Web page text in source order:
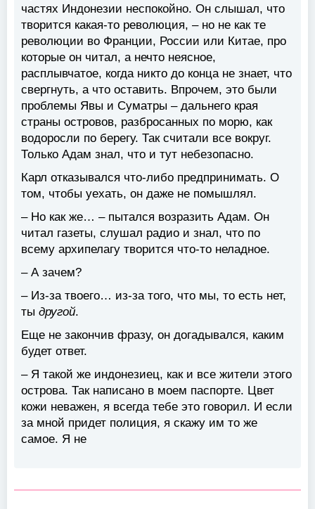
частях Индонезии неспокойно. Он слышал, что
творится какая-то революция, – но не как те
революции во Франции, России или Китае, про
которые он читал, а нечто неясное,
расплывчатое, когда никто до конца не знает, что
свергнуть, а что оставить. Впрочем, это были
проблемы Явы и Суматры – дальнего края
страны островов, разбросанных по морю, как
водоросли по берегу. Так считали все вокруг.
Только Адам знал, что и тут небезопасно.
Карл отказывался что-либо предпринимать. О
том, чтобы уехать, он даже не помышлял.
– Но как же… – пытался возразить Адам. Он
читал газеты, слушал радио и знал, что по
всему архипелагу творится что-то неладное.
– А зачем?
– Из-за твоего… из-за того, что мы, то есть нет,
ты другой.
Еще не закончив фразу, он догадывался, каким
будет ответ.
– Я такой же индонезиец, как и все жители этого
острова. Так написано в моем паспорте. Цвет
кожи неважен, я всегда тебе это говорил. И если
за мной придет полиция, я скажу им то же
самое. Я не